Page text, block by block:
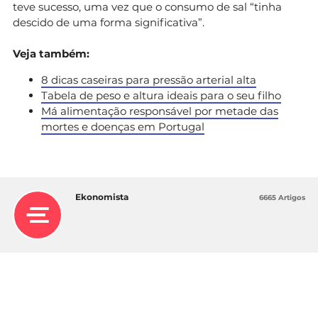
teve sucesso, uma vez que o consumo de sal “tinha
descido de uma forma significativa”.
Veja também:
8 dicas caseiras para pressão arterial alta
Tabela de peso e altura ideais para o seu filho
Má alimentação responsável por metade das
mortes e doenças em Portugal
Ekonomista 6665 Artigos